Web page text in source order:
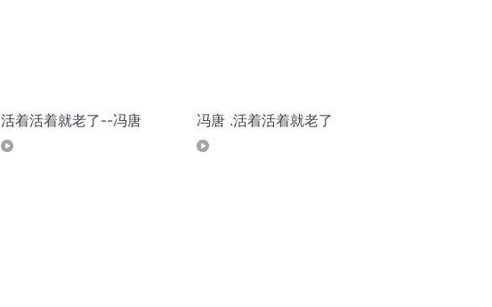
活着活着就老了--冯唐 冯唐 .活着活着就老了